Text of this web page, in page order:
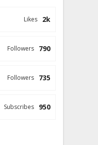
2k
Likes
790
Followers
735
Followers
950
Subscribes